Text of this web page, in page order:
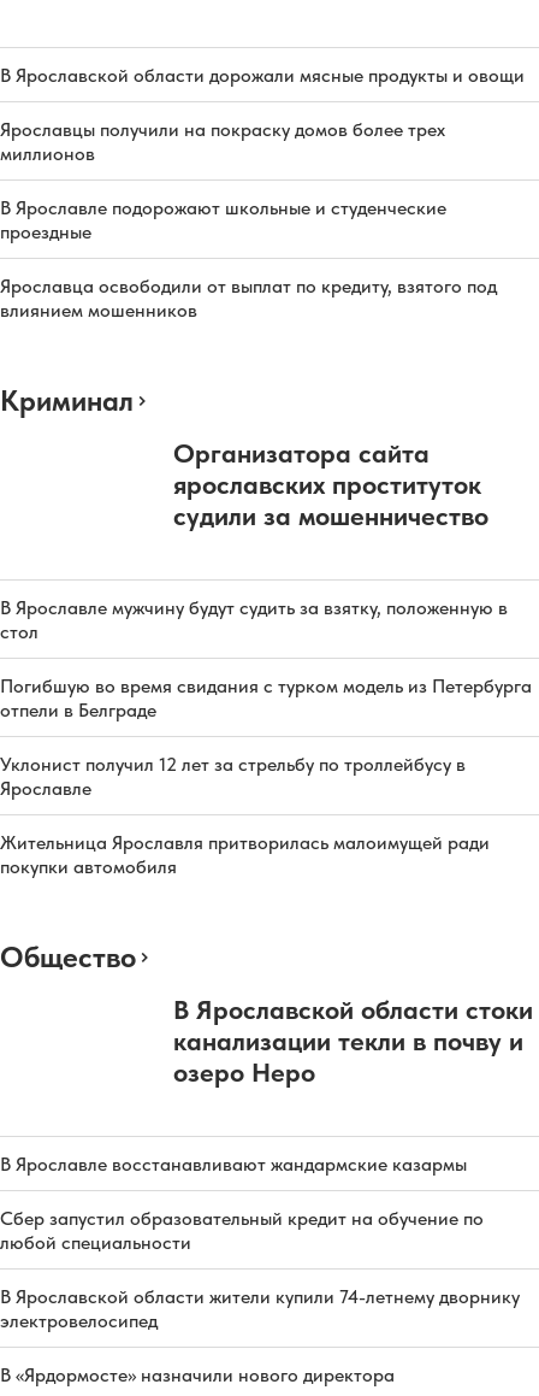
В Ярославской области дорожали мясные продукты и овощи
Ярославцы получили на покраску домов более трех
миллионов
В Ярославле подорожают школьные и студенческие
проездные
Ярославца освободили от выплат по кредиту, взятого под
влиянием мошенников
Криминал
Организатора сайта
ярославских проституток
судили за мошенничество
В Ярославле мужчину будут судить за взятку, положенную в
стол
Погибшую во время свидания с турком модель из Петербурга
отпели в Белграде
Уклонист получил 12 лет за стрельбу по троллейбусу в
Ярославле
Жительница Ярославля притворилась малоимущей ради
покупки автомобиля
Общество
В Ярославской области стоки
канализации текли в почву и
озеро Неро
В Ярославле восстанавливают жандармские казармы
Сбер запустил образовательный кредит на обучение по
любой специальности
В Ярославской области жители купили 74-летнему дворнику
электровелосипед
В «Ярдормосте» назначили нового директора